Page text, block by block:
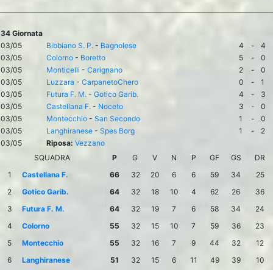
34 Giornata
03/05
Bibbiano S. P. - Bagnolese 4 -
4
03/05
Colorno - Boretto 5 -
0
03/05
Monticelli - Carignano 2 -
0
03/05
Luzzara - CarpanetoChero 0 -
1
03/05
Futura F. M. - Gotico Garib. 4 -
3
03/05
Castellana F. - Noceto 3 -
0
03/05
Montecchio - San Secondo 1 -
0
03/05
Langhiranese - Spes Borg 1 -
2
03/05
Riposa: Vezzano
SQUADRA
P G V N P GF GS
DR
1
Castellana F. 66 32 20 6 6 59 34
25
2
Gotico Garib. 64 32 18 10 4 62 26
36
3
Futura F. M. 64 32 19 7 6 58 34
24
4
Colorno 55 32 15 10 7 59 36
23
5
Montecchio 55 32 16 7 9 44 32
12
6
Langhiranese 51 32 15 6 11 49 39
10